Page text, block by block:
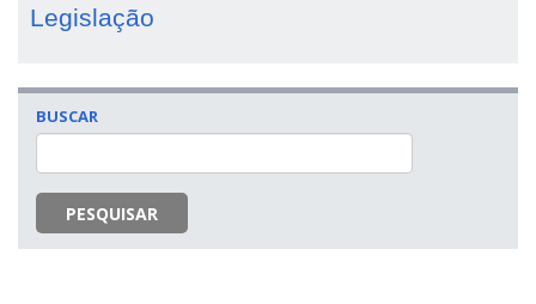
Legislação
BUSCAR
PESQUISAR